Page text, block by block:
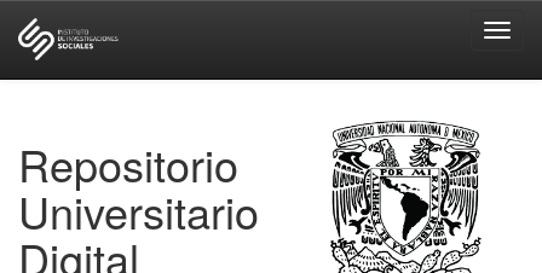
Repositorio
Universitario
Digital